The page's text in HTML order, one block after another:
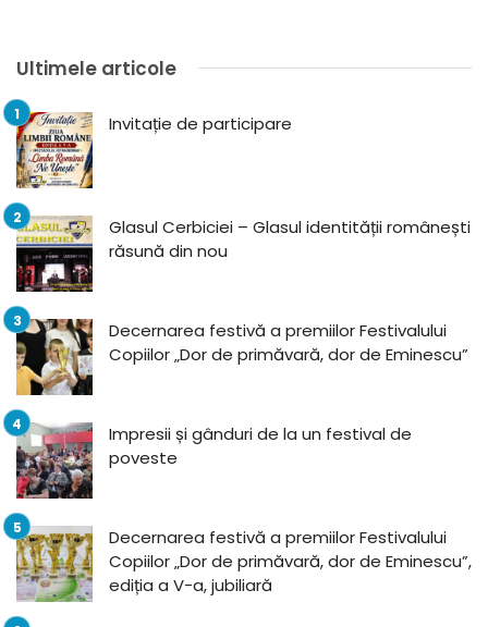
Ultimele articole
Invitație de participare
Glasul Cerbiciei – Glasul identității românești
răsună din nou
Decernarea festivă a premiilor Festivalului
Copiilor „Dor de primăvară, dor de Eminescu”
Impresii și gânduri de la un festival de
poveste
Decernarea festivă a premiilor Festivalului
Copiilor „Dor de primăvară, dor de Eminescu”,
ediția a V-a, jubiliară